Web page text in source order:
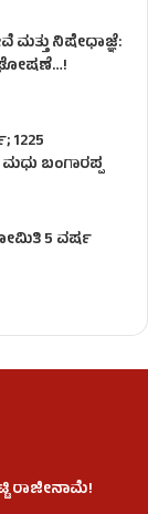
ಮತ್ತು ನಿಷೇಧಾಜ್ಞೆ:
ಘೋಷಣೆ…!
1225
ಮಧು ಬಂಗಾರಪ್ಪ
5 ವರ್ಷ
ರಾಜೀನಾಮೆ!